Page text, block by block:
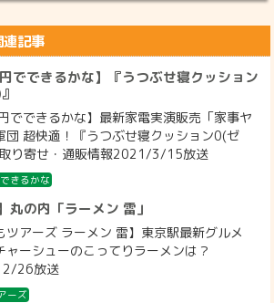
連記事
円でできるかな】『うつぶせ寝クッション
でできるかな】最新家電実演販売「家事ヤ
団 超快適！『うつぶせ寝クッション0(ゼ
り寄せ・通販情報2021/3/15放送
きるかな
丸の内「ラーメン 雷」
ツアーズ ラーメン 雷】東京駅最新グルメ
ャーシューのこってりラーメンは？
26放送
ーズ